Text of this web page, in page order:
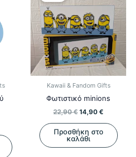
τιμή
Kawaii & Fandom Gifts
Φωτιστικό minions
22,90€Original
22,90 €.
14,90€
τιμή
είναι:
14,90 €.
Προσθήκη στο
καλάθι